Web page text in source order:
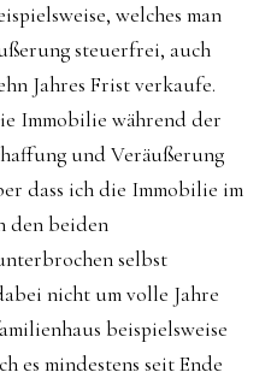
welches man
steuerfrei, auch
Jahres Frist verkaufe.
Immobilie während der
und Veräußerung
dass ich die Immobilie im
den beiden
selbst
nicht um volle Jahre
beispielsweise
es mindestens seit Ende